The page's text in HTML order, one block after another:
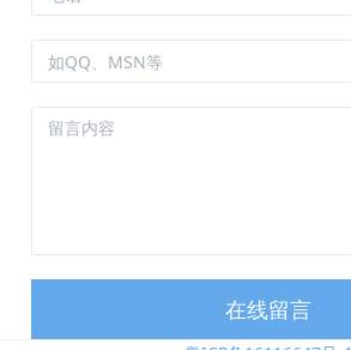
在线留言